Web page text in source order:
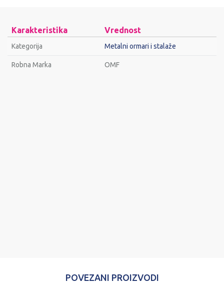
Karakteristika Vrednost
Kategorija Metalni ormari i stalaže
Robna Marka OMF
POVEZANI PROIZVODI